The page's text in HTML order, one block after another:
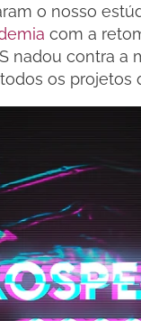
o nosso
com a
nadou contra a
os projetos